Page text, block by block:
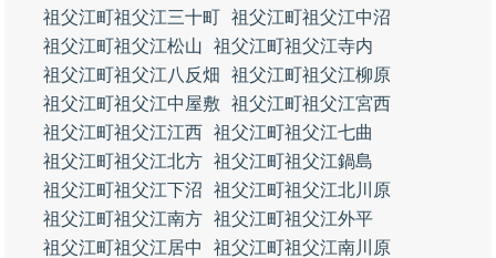
祖父江町祖父江三十町 祖父江町祖父江中沼
祖父江町祖父江松山
祖父江町祖父江寺内
祖父江町祖父江八反畑
祖父江町祖父江柳原
祖父江町祖父江中屋敷
祖父江町祖父江宮西
祖父江町祖父江江西 祖父江町祖父江七曲
祖父江町祖父江北方 祖父江町祖父江鍋島
祖父江町祖父江下沼
祖父江町祖父江北川原
祖父江町祖父江南方 祖父江町祖父江外平
祖父江町祖父江居中
祖父江町祖父江南川原